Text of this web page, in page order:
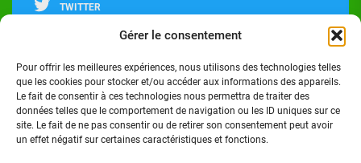
Gérer le consentement
Pour offrir les meilleures expériences, nous utilisons des technologies telles
que les cookies pour stocker et/ou accéder aux informations des appareils.
Le fait de consentir à ces technologies nous permettra de traiter des
données telles que le comportement de navigation ou les ID uniques sur ce
site. Le fait de ne pas consentir ou de retirer son consentement peut avoir
un effet négatif sur certaines caractéristiques et fonctions.
TWITTER
INSTAGRAM